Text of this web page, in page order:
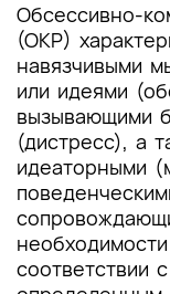
Обсессивно-
(ОКР)
навязчивыми
или идеями
вызывающими
(дистресс), а
идеаторными
соответствии